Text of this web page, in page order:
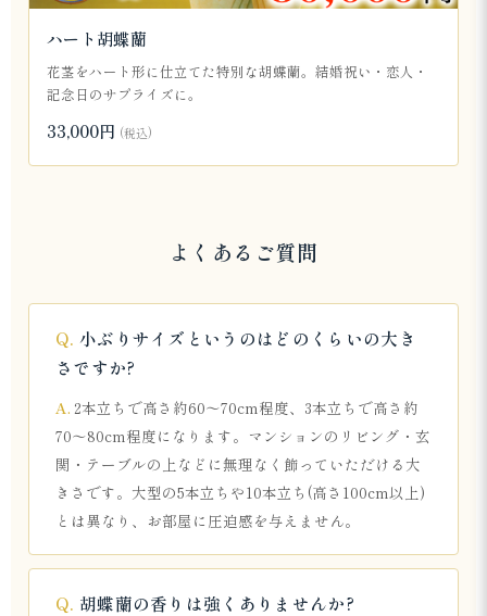
ハート胡蝶蘭
花茎をハート形に仕立てた特別な胡蝶蘭。結婚祝い・恋人・
記念日のサプライズに。
33,000円 (税込)
よくあるご質問
小ぶりサイズというのはどのくらいの大き
さですか?
2本立ちで高さ約60～70cm程度、3本立ちで高さ約
70～80cm程度になります。マンションのリビング・玄
関・テーブルの上などに無理なく飾っていただける大
きさです。大型の5本立ちや10本立ち(高さ100cm以上)
とは異なり、お部屋に圧迫感を与えません。
胡蝶蘭の香りは強くありませんか?